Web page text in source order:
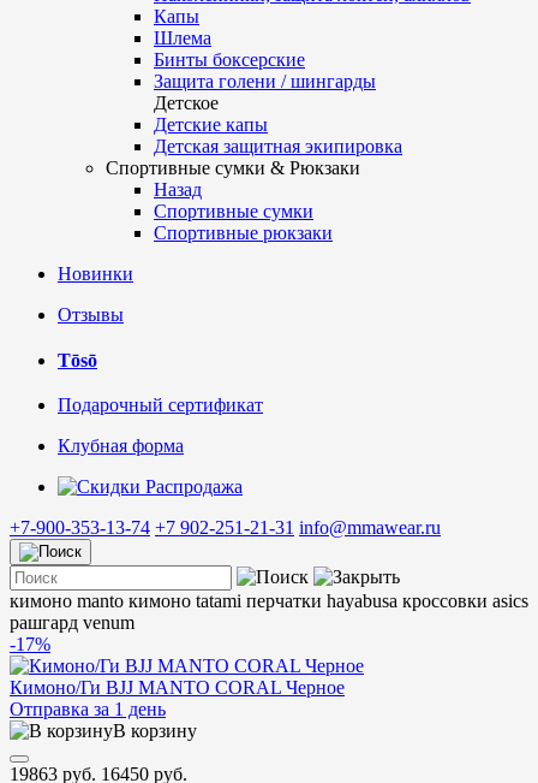
Капы
Шлема
Бинты боксерские
Защита голени / шингарды
Детское
Детские капы
Детская защитная экипировка
Спортивные сумки & Рюкзаки
Назад
Спортивные сумки
Спортивные рюкзаки
Новинки
Отзывы
Tōsō
Подарочный сертификат
Клубная форма
Распродажа
+7-900-353-13-74 +7 902-251-21-31 info@mmawear.ru
кимоно manto кимоно tatami перчатки hayabusa кроссовки asics
рашгард venum
-17%
Кимоно/Ги BJJ MANTO CORAL Черное
Отправка за 1 день
В корзину
19863 руб. 16450 руб.